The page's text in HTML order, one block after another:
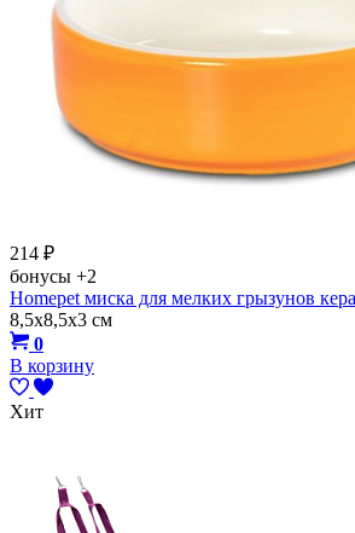
214 ₽
бонусы +2
Homepet миска для мелких грызунов
8,5х8,5х3 см
0
В корзину
Хит